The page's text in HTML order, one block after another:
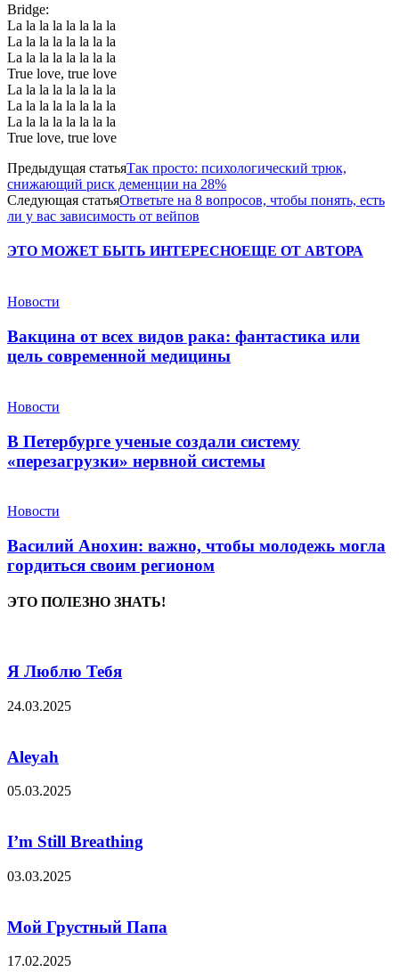
Bridge:
La la la la la la la la
La la la la la la la la
La la la la la la la la
True love, true love
La la la la la la la la
La la la la la la la la
La la la la la la la la
True love, true love
Предыдущая статьяТак просто: психологический трюк,
снижающий риск деменции на 28%
Следующая статьяОтветьте на 8 вопросов, чтобы понять, есть
ли у вас зависимость от вейпов
ЭТО МОЖЕТ БЫТЬ ИНТЕРЕСНОЕЩЕ ОТ АВТОРА
Новости
Вакцина от всех видов рака: фантастика или
цель современной медицины
Новости
В Петербурге ученые создали систему
«перезагрузки» нервной системы
Новости
Василий Анохин: важно, чтобы молодежь могла
гордиться своим регионом
ЭТО ПОЛЕЗНО ЗНАТЬ!
Я Люблю Тебя
24.03.2025
Aleyah
05.03.2025
I’m Still Breathing
03.03.2025
Мой Грустный Папа
17.02.2025